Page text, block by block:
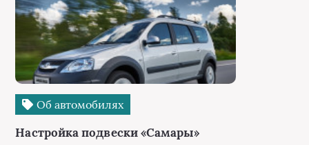
Об автомобилях
Настройка подвески «Самары»